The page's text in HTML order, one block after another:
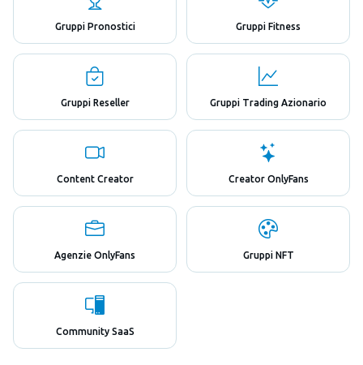
Gruppi Pronostici Gruppi Fitness
Gruppi Reseller Gruppi Trading Azionario
Content Creator Creator OnlyFans
Agenzie OnlyFans Gruppi NFT
Community SaaS